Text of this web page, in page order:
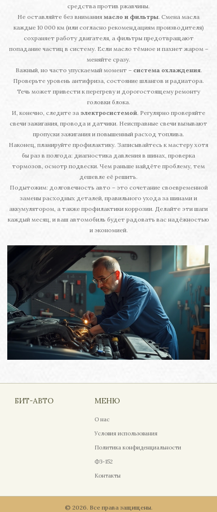
средства против ржавчины.
Не оставляйте без внимания масло и фильтры. Смена масла
каждые 10 000 км (или согласно рекомендациям производителя)
сохраняет работу двигателя, а фильтры предотвращают
попадание частиц в систему. Если масло тёмное и пахнет жаром –
меняйте сразу.
Важный, но часто упускаемый момент – система охлаждения.
Проверьте уровень антифриза, состояние шлангов и радиатора.
Течь может привести к перегреву и дорогостоящему ремонту
головки блока.
И, конечно, следите за электросистемой. Регулярно проверяйте
свечи зажигания, провода и датчики. Неисправные свечи вызывают
пропуски зажигания и повышенный расход топлива.
Наконец, планируйте профилактику. Записывайтесь к мастеру хотя
бы раз в полгода: диагностика давления в шинах, проверка
тормозов, осмотр подвески. Чем раньше найдёте проблему, тем
дешевле её решить.
Подытожим: долговечность авто – это сочетание своевременной
замены расходных деталей, правильного ухода за шинами и
аккумулятором, а также профилактики коррозии. Делайте эти шаги
каждый месяц, и ваш автомобиль будет радовать вас надёжностью
и экономией.
БИТ-АВТО МЕНЮ
О нас
Условия использования
Политика конфиденциальности
ФЗ-152
Контакты
© 2026. Все права защищены.